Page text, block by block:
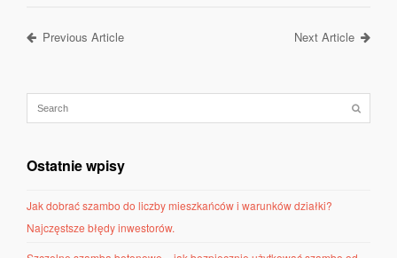
Previous Article Next Article
Ostatnie wpisy
Jak dobrać szambo do liczby mieszkańców i warunków działki?
Najczęstsze błędy inwestorów.